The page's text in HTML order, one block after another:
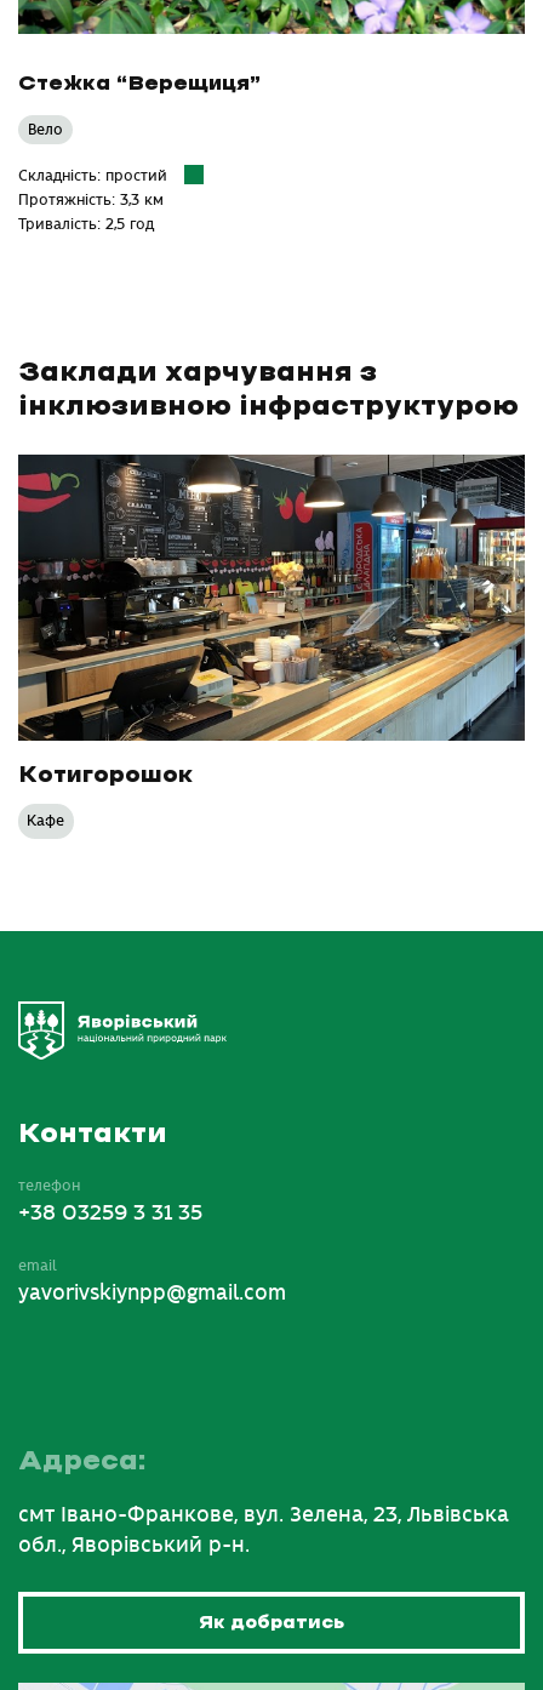
Стежка “Верещиця”
Вело
Складність: простий
Протяжність: 3,3 км
Тривалість: 2,5 год
Заклади харчування з
інклюзивною інфраструктурою
Котигорошок
Кафе
Контакти
телефон
+38 03259 3 31 35
email
yavorivskiynpp@gmail.com
Адреса:
смт Івано-Франкове, вул. Зелена, 23, Львівська
обл., Яворівський р-н.
Як добратись